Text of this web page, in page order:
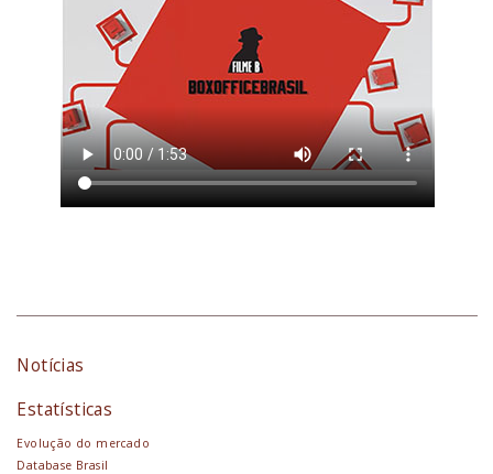
Notícias
Estatísticas
Evolução do mercado
Database Brasil